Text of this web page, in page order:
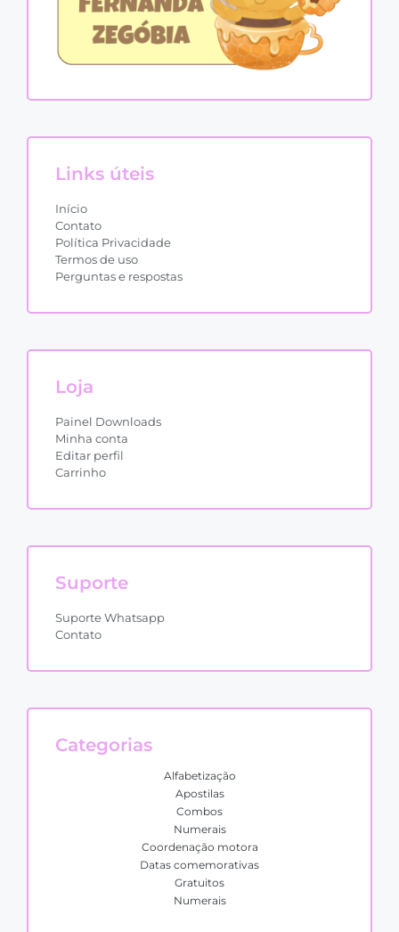
Links úteis
Início
Contato
Política Privacidade
Termos de uso
Perguntas e respostas
Loja
Painel Downloads
Minha conta
Editar perfil
Carrinho
Suporte
Suporte Whatsapp
Contato
Categorias
Alfabetização
Apostilas
Combos
Numerais
Coordenação motora
Datas comemorativas
Gratuitos
Numerais